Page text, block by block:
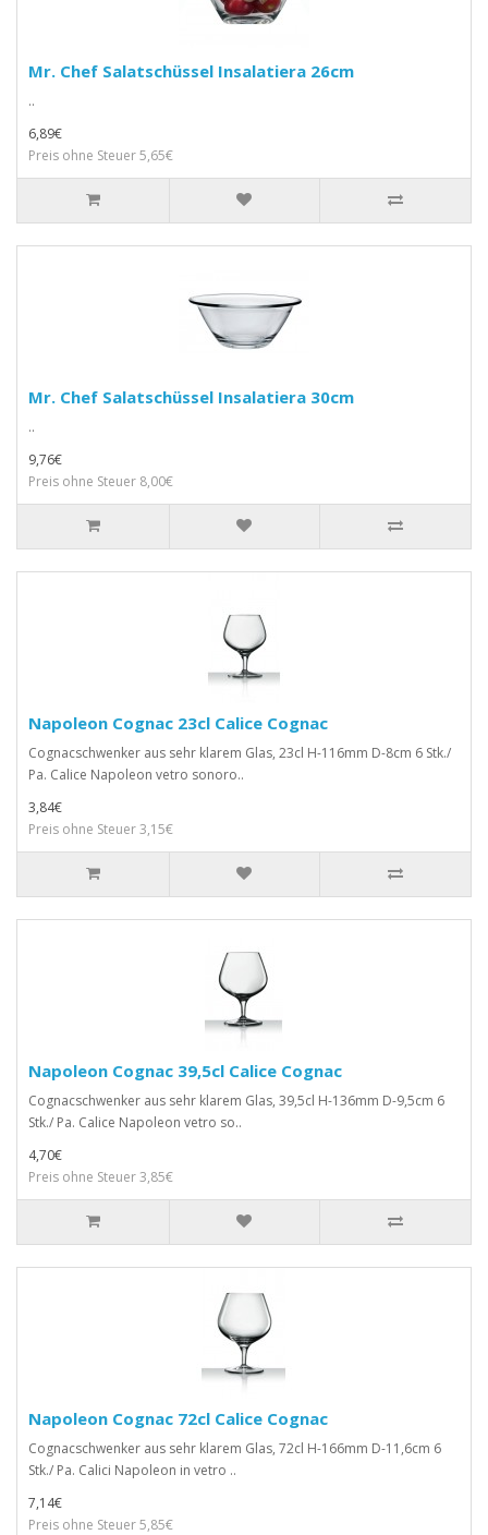
Mr. Chef Salatschüssel Insalatiera 26cm
..
6,89€
Preis ohne Steuer 5,65€
Mr. Chef Salatschüssel Insalatiera 30cm
..
9,76€
Preis ohne Steuer 8,00€
Napoleon Cognac 23cl Calice Cognac
Cognacschwenker aus sehr klarem Glas, 23cl H-116mm D-8cm 6 Stk./
Pa. Calice Napoleon vetro sonoro..
3,84€
Preis ohne Steuer 3,15€
Napoleon Cognac 39,5cl Calice Cognac
Cognacschwenker aus sehr klarem Glas, 39,5cl H-136mm D-9,5cm 6
Stk./ Pa. Calice Napoleon vetro so..
4,70€
Preis ohne Steuer 3,85€
Napoleon Cognac 72cl Calice Cognac
Cognacschwenker aus sehr klarem Glas, 72cl H-166mm D-11,6cm 6
Stk./ Pa. Calici Napoleon in vetro ..
7,14€
Preis ohne Steuer 5,85€